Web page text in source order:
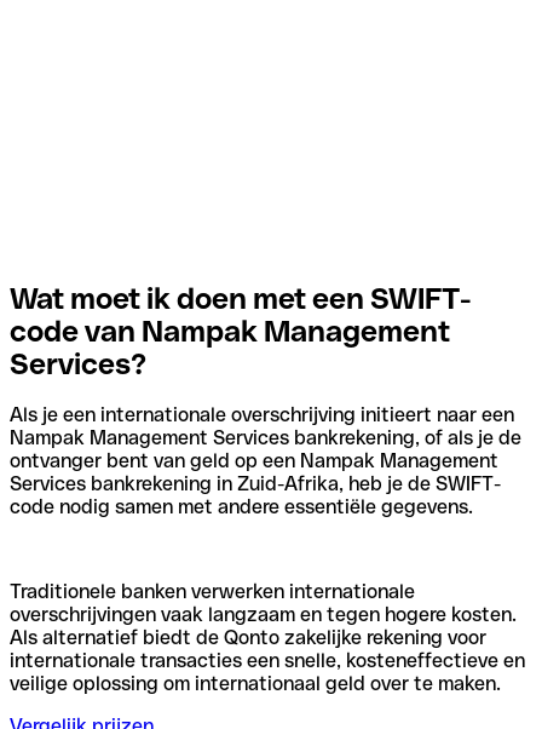
Wat moet ik doen met een SWIFT-
code van Nampak Management
Services?
Als je een internationale overschrijving initieert naar een
Nampak Management Services bankrekening, of als je de
ontvanger bent van geld op een Nampak Management
Services bankrekening in Zuid-Afrika, heb je de SWIFT-
code nodig samen met andere essentiële gegevens.
Traditionele banken verwerken internationale
overschrijvingen vaak langzaam en tegen hogere kosten.
Als alternatief biedt de Qonto zakelijke rekening voor
internationale transacties een snelle, kosteneffectieve en
veilige oplossing om internationaal geld over te maken.